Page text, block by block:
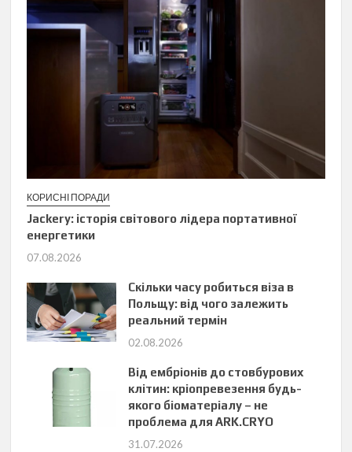
КОРИСНІ ПОРАДИ
Jackery: історія світового лідера портативної
енергетики
07.08.2026
Скільки часу робиться віза в
Польщу: від чого залежить
реальний термін
02.08.2026
Від ембріонів до стовбурових
клітин: кріопревезення будь-
якого біоматеріалу – не
проблема для ARK.CRYO
31.07.2026